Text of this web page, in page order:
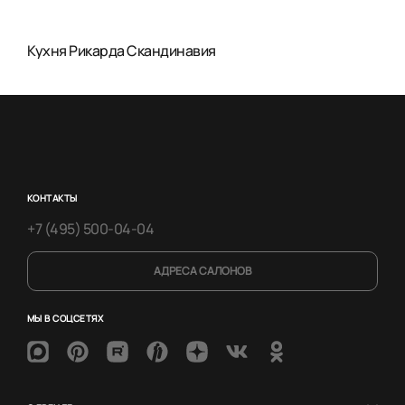
Кухня Рикарда Скандинавия
КОНТАКТЫ
+7 (495) 500-04-04
АДРЕСА САЛОНОВ
МЫ В СОЦСЕТЯХ